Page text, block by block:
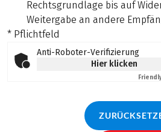
Rechtsgrundlage bis auf
Weitergabe an andere
* Pflichtfeld
Anti-Roboter-Verifizierung
Hier klicken